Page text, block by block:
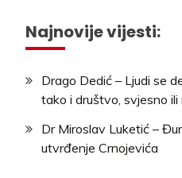
Najnovije vijesti:
Drago Dedić – Ljudi se
tako i društvo, svjesno ili
Dr Miroslav Luketić –
utvrđenje Crnojevića